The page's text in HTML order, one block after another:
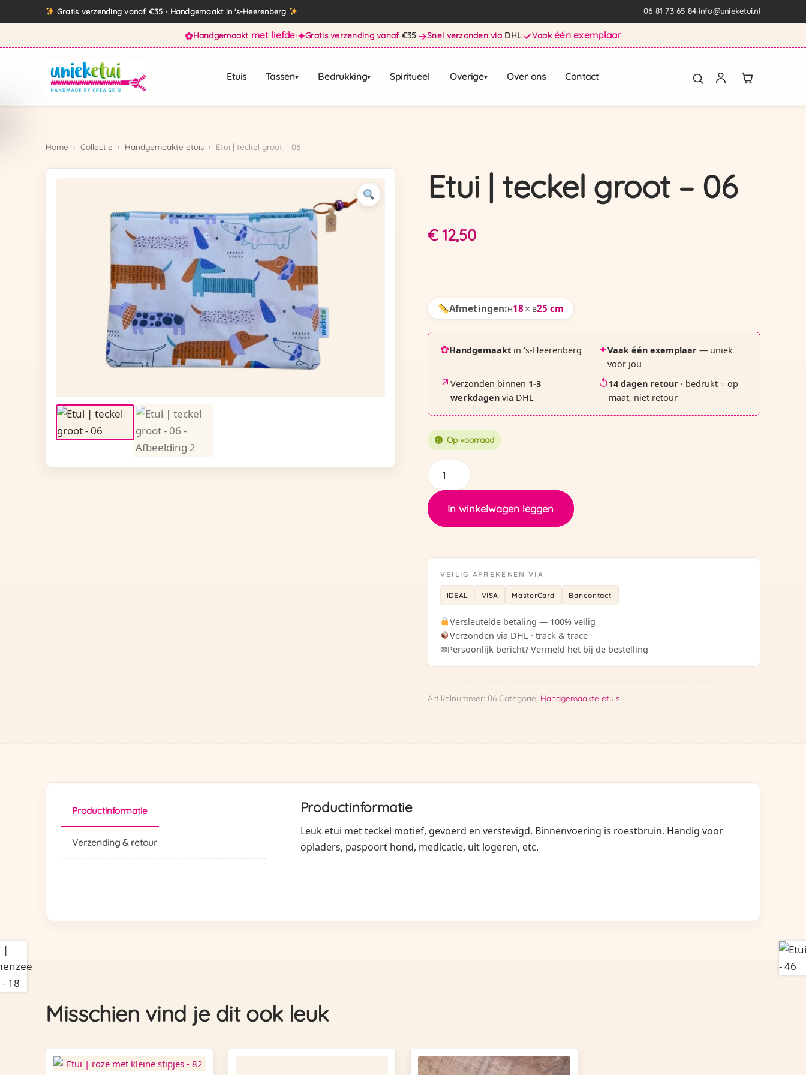
naar
Gratis verzending vanaf €35 · Handgemaakt in 's-Heerenberg 06 81 73 65 84·info@unieketui.nl
✿Handgemaakt met liefde·✦Gratis verzending vanaf €35·→Snel verzonden via DHL·✓Vaakéén exemplaar
Etuis Tassen▾ Bedrukking▾ Spiritueel Overige▾ Over ons Contact
Home › Collectie › Handgemaakte etuis › Etui | teckel groot – 06
Etui | teckel groot – 06
€12,50
Afmetingen:H18× B25 cm
✿Handgemaaktin 's-Heerenberg ✦Vaak één exemplaar — uniek
voor jou
↗ Verzonden binnen 1-3
werkdagenvia DHL
↺14 dagen retour · bedrukt = op
maat, niet retour
Op voorraad
Etui
|
teckel
groot
In winkelwagen leggen
VEILIG AFREKENEN VIA
iDEAL VISA MasterCard Bancontact
Versleutelde betaling — 100% veilig
Verzonden via DHL · track & trace
✉Persoonlijk bericht? Vermeld het bij de bestelling
Artikelnummer: 06 Categorie: Handgemaakte etuis
Productinformatie
Verzending & retour
Productinformatie
Leuk etui met teckel motief, gevoerd en verstevigd. Binnenvoering is roestbruin. Handig voor
opladers, paspoort hond, medicatie, uit logeren, etc.
Misschien vind je dit ook leuk